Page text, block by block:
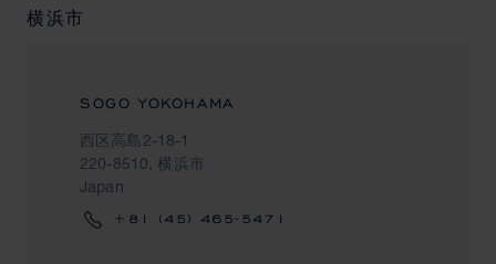
横浜市
SOGO YOKOHAMA
西区高島2-18-1
220-8510, 横浜市
Japan
+81 (45) 465-5471